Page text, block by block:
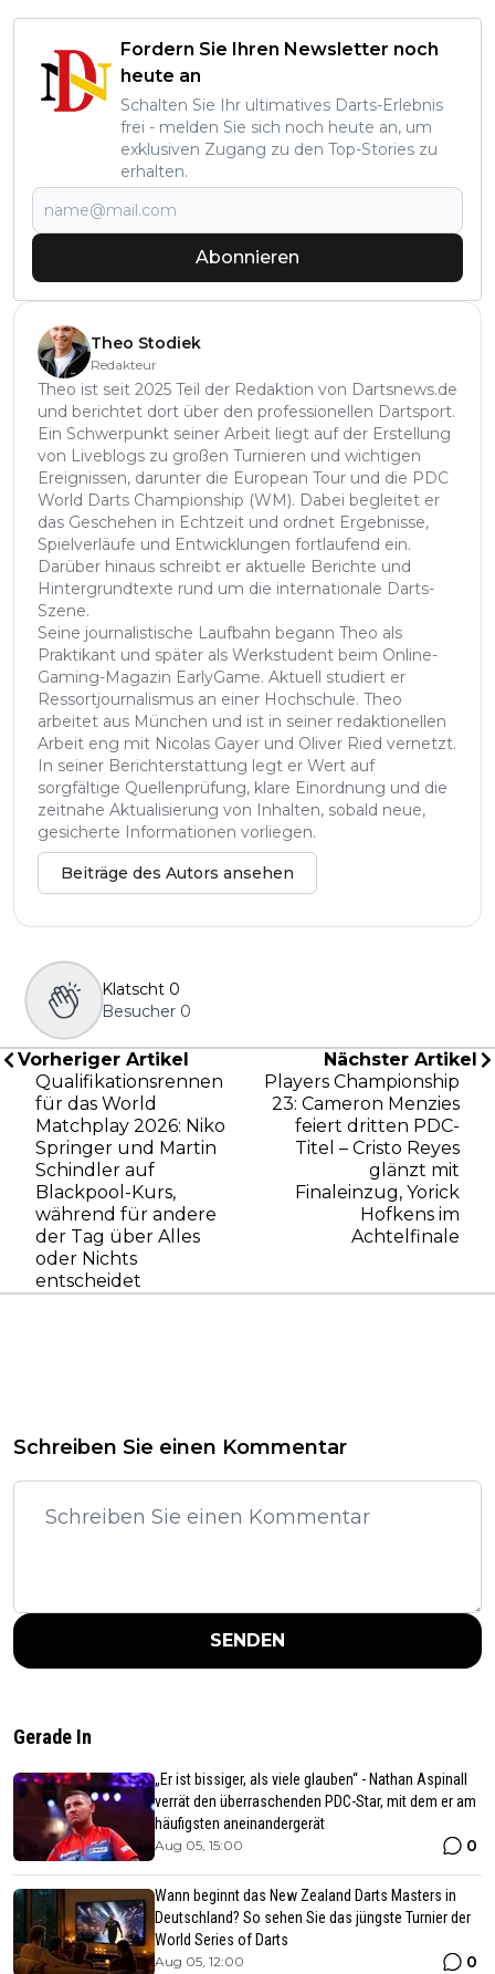
Fordern Sie Ihren Newsletter noch
heute an
Schalten Sie Ihr ultimatives Darts-Erlebnis
frei - melden Sie sich noch heute an, um
exklusiven Zugang zu den Top-Stories zu
erhalten.
Abonnieren
Theo Stodiek
Redakteur
Theo ist seit 2025 Teil der Redaktion von Dartsnews.de
und berichtet dort über den professionellen Dartsport.
Ein Schwerpunkt seiner Arbeit liegt auf der Erstellung
von Liveblogs zu großen Turnieren und wichtigen
Ereignissen, darunter die European Tour und die PDC
World Darts Championship (WM). Dabei begleitet er
das Geschehen in Echtzeit und ordnet Ergebnisse,
Spielverläufe und Entwicklungen fortlaufend ein.
Darüber hinaus schreibt er aktuelle Berichte und
Hintergrundtexte rund um die internationale Darts-
Szene.
Seine journalistische Laufbahn begann Theo als
Praktikant und später als Werkstudent beim Online-
Gaming-Magazin EarlyGame. Aktuell studiert er
Ressortjournalismus an einer Hochschule. Theo
arbeitet aus München und ist in seiner redaktionellen
Arbeit eng mit Nicolas Gayer und Oliver Ried vernetzt.
In seiner Berichterstattung legt er Wert auf
sorgfältige Quellenprüfung, klare Einordnung und die
zeitnahe Aktualisierung von Inhalten, sobald neue,
gesicherte Informationen vorliegen.
Beiträge des Autors ansehen
Klatscht 0
Besucher 0
Vorheriger Artikel
Qualifikationsrennen
für das World
Matchplay 2026: Niko
Springer und Martin
Schindler auf
Blackpool-Kurs,
während für andere
der Tag über Alles
oder Nichts
entscheidet
Nächster Artikel
Players Championship
23: Cameron Menzies
feiert dritten PDC-
Titel – Cristo Reyes
glänzt mit
Finaleinzug, Yorick
Hofkens im
Achtelfinale
Schreiben Sie einen Kommentar
SENDEN
Gerade In
„Er ist bissiger, als viele glauben“ - Nathan Aspinall
verrät den überraschenden PDC-Star, mit dem er am
häufigsten aneinandergerät
Aug 05, 15:00 0
Wann beginnt das New Zealand Darts Masters in
Deutschland? So sehen Sie das jüngste Turnier der
World Series of Darts
Aug 05, 12:00 0